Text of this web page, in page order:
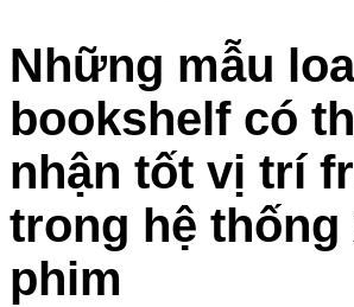
Những mẫu loa
bookshelf có
nhận tốt vị trí
trong hệ thống
phim